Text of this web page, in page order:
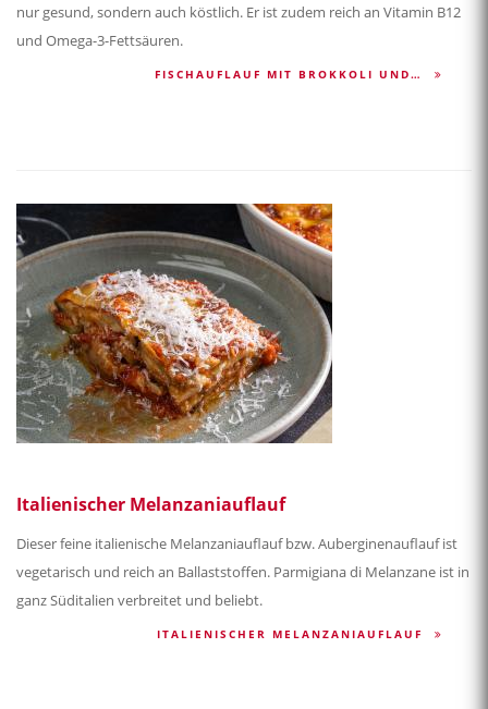
nur gesund, sondern auch köstlich. Er ist zudem reich an Vitamin B12
und Omega-3-Fettsäuren.
FISCHAUFLAUF MIT BROKKOLI UND…
Italienischer Melanzaniauflauf
Dieser feine italienische Melanzaniauflauf bzw. Auberginenauflauf ist
vegetarisch und reich an Ballaststoffen. Parmigiana di Melanzane ist in
ganz Süditalien verbreitet und beliebt.
ITALIENISCHER MELANZANIAUFLAUF